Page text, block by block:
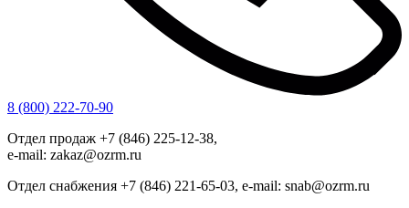
8 (800) 222-70-90
Отдел продаж +7 (846) 225-12-38,
e-mail: zakaz@ozrm.ru
Отдел снабжения +7 (846) 221-65-03, e-mail: snab@ozrm.ru